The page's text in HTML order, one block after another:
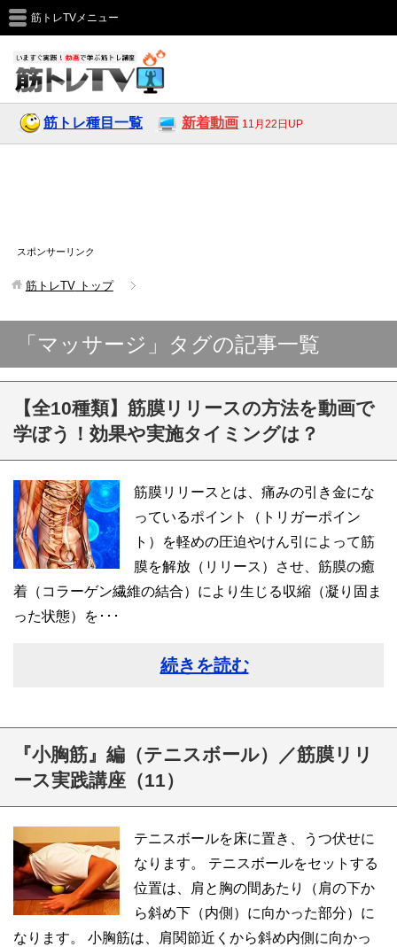
筋トレ種目一覧 新着動画 11月22日UP
スポンサーリンク
筋トレTVメニュー
筋トレTVトップ
「マッサージ」タグの記事一覧
【全10種類】筋膜リリースの方法を動画で
学ぼう！効果や実施タイミングは？
筋膜リリースとは、痛みの引き金にな
っているポイント（トリガーポイン
ト）を軽めの圧迫やけん引によって筋
膜を解放（リリース）させ、筋膜の癒
着（コラーゲン繊維の結合）により生じる収縮（凝り固ま
った状態）を･･･
続きを読む
『小胸筋』編（テニスボール）／筋膜リリ
ース実践講座（11）
テニスボールを床に置き、うつ伏せに
なります。 テニスボールをセットする
位置は、肩と胸の間あたり（肩の下か
ら斜め下（内側）に向かった部分）に
なります。 小胸筋は、肩関節近くから斜め内側に向かっ